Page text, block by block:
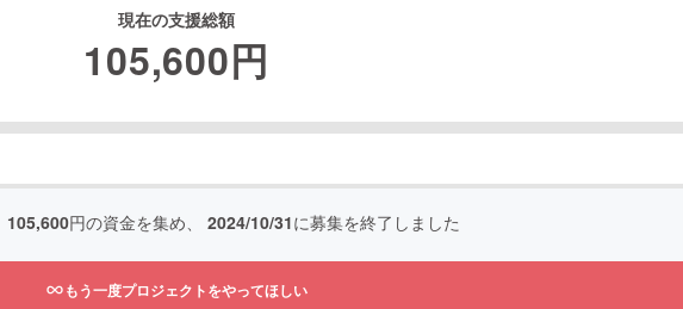
現在の支援総額
105,600円
105,600円の資金を集め、 2024/10/31に募集を終了しました
もう一度プロジェクトをやってほしい